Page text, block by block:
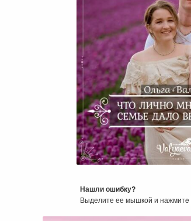
Что Лично Мне
Дало
Нашли ошибку?
Выделите ее мышкой и нажмитe